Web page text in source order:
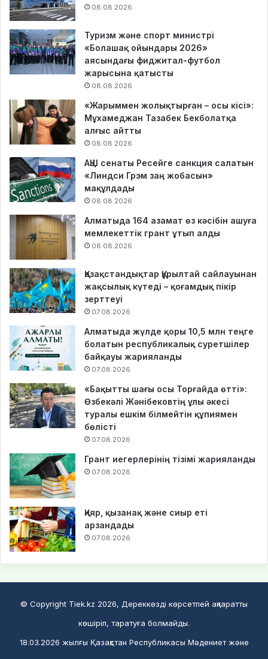
08.08.2026
Туризм және спорт министрі
«Болашақ ойындары 2026»
аясындағы фиджитал-футбол
жарысына қатысты
08.08.2026
«Жарыммен жолықтырған – осы кісі»:
Мұхамеджан Тазабек Бекболатқа
алғыс айтты
08.08.2026
АҚШ сенаты Ресейге санкция салатын
«Линдси Грэм заң жобасын»
мақұлдады
08.08.2026
Алматыда 164 азамат өз кәсібін ашуға
мемлекеттік грант ұтып алды
08.08.2026
Қазақстандықтар Құрылтай сайлауынан
жақсылық күтеді – қоғамдық пікір
зерттеуі
07.08.2026
Алматыда жүлде қоры 10,5 млн теңге
болатын республикалық суретшілер
байқауы жарияланды
07.08.2026
«Бақытты шағы осы Торғайда өтті»:
Өзбекәлі Жәнібековтің ұлы әкесі
туралы ешкім білмейтін құпиямен
бөлісті
07.08.2026
Грант иегерлерінің тізімі жарияланды
07.08.2026
Қияр, қызанақ және сиыр еті
арзандады
07.08.2026
© Copyright Tiek.kz 2026, Дереккөзді көрсетпей ақпаратты
көшіріп, таратуға болмайды.
18.03.2026 жылғы Қазақстан Республикасы Мәдениет және